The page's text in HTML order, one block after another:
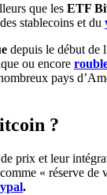
que les ETF
stablecoins et du
depuis le début de
ou encore
pays
?
prix et leur
« réserve de
.